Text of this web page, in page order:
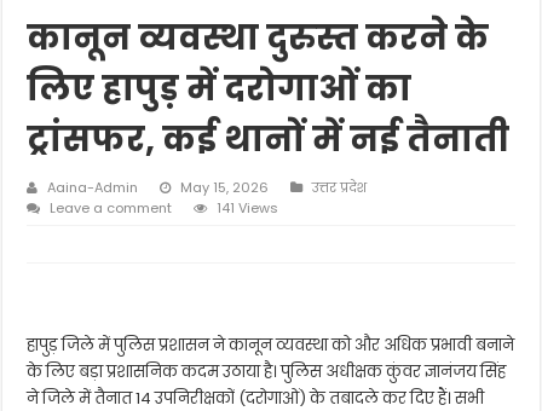
कानून व्यवस्था दुरुस्त करने के
लिए हापुड़ में दरोगाओं का
ट्रांसफर, कई थानों में नई तैनाती
Aaina-Admin May 15, 2026
उत्तर प्रदेश
Leave a comment
141 Views
हापुड़ जिले में पुलिस प्रशासन ने कानून व्यवस्था को और अधिक प्रभावी बनाने
के लिए बड़ा प्रशासनिक कदम उठाया है। पुलिस अधीक्षक कुंवर ज्ञानंजय सिंह
ने जिले में तैनात 14 उपनिरीक्षकों (दरोगाओं) के तबादले कर दिए हैं। सभी